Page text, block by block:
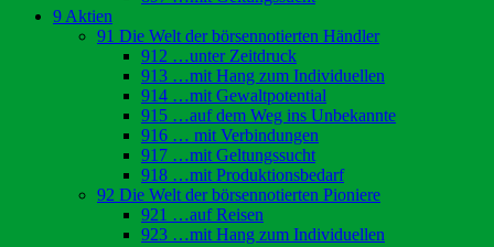
9 Aktien
91 Die Welt der börsennotierten Händler
912 …unter Zeitdruck
913 …mit Hang zum Individuellen
914 …mit Gewaltpotential
915 …auf dem Weg ins Unbekannte
916 … mit Verbindungen
917 …mit Geltungssucht
918 …mit Produktionsbedarf
92 Die Welt der börsennotierten Pioniere
921 …auf Reisen
923 …mit Hang zum Individuellen